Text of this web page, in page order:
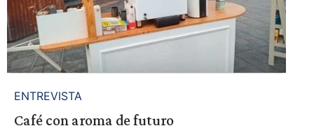
ENTREVISTA
Café con aroma de futuro